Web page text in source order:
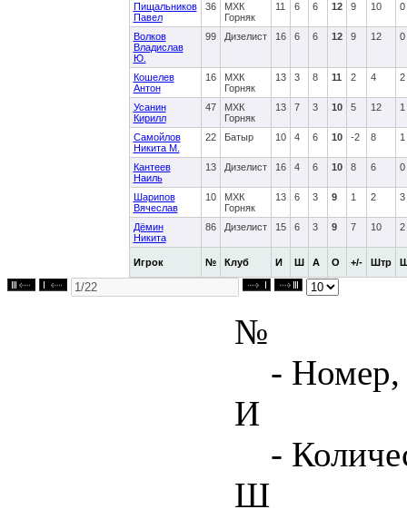
Игрок № Клуб И Ш А О +/- Штр
Пищальников
Павел
36
МХК
Горняк
11 6 6 12 9 10 0
Волков
Владислав
Ю.
99 Дизелист 16 6 6 12 9 12 0
Кошелев
Антон
16
МХК
Горняк
13 3 8 11 2 4 2
Усанин
Кирилл
47
МХК
Горняк
13 7 3 10 5 12 1
Самойлов
Никита М.
22 Батыр 10 4 6 10 -2 8 1
Кантеев
Наиль
13 Дизелист 16 4 6 10 8 6 0
Шарипов
Вячеслав
10
МХК
Горняк
13 6 3 9 1 2 3
Дёмин
Никита
86 Дизелист 15 6 3 9 7 10 2
№
- Номер,
И
-
Ш